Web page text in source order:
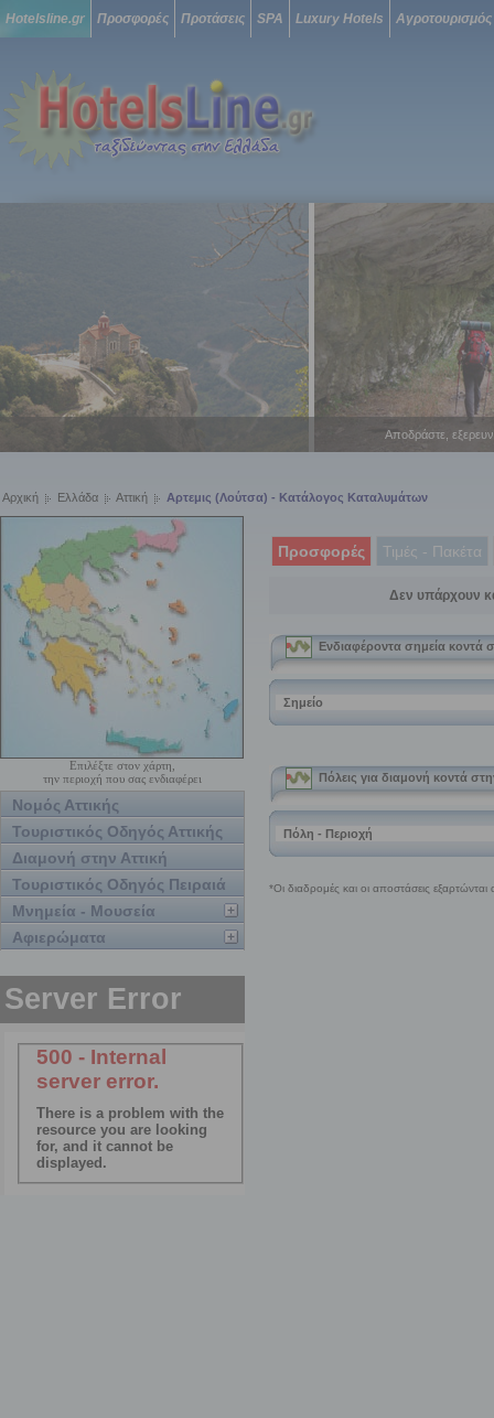
Hotelsline.gr Προσφορές Προτάσεις SPA Luxury Hotels Αγροτουρισμός
Αποδράστε,
Αρχική Ελλάδα Αττική Αρτεμις (Λούτσα) - Κατάλογος Καταλυμάτων
Επιλέξτε στον χάρτη,
την περιοχή που σας ενδιαφέρει
Νομός Αττικής
Τουριστικός Οδηγός Αττικής
Διαμονή στην Αττική
Τουριστικός Οδηγός Πειραιά
Μνημεία - Μουσεία
Αφιερώματα
Προσφορές Τιμές - Πακέτα
Δεν υπάρχουν